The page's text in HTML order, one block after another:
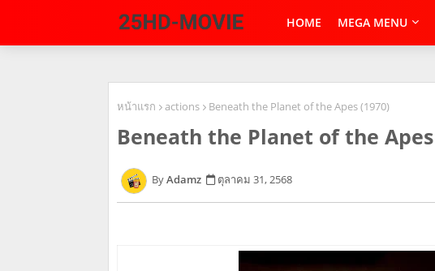
HOME MEGA MENU
หน้าแรก actions Beneath the Planet of the Apes (1970)
Beneath the Planet of the Apes
Adamz ตุลาคม 31, 2568